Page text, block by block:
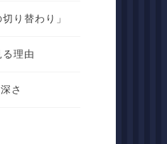
り替わり」
理由
さ